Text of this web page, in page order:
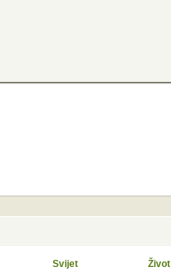
Svijet Život